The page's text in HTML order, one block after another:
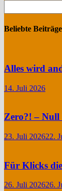
Beliebte Beiträge
Alles wird
14. Juli 2026
Zero?! –
23. Juli 202622.
Für Klicks
26. Juli 202626.